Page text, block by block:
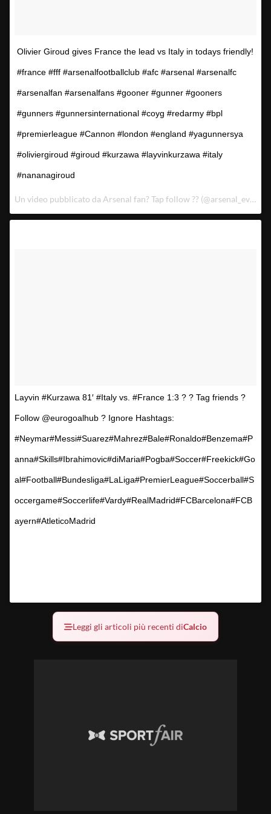
Olivier Giroud gives France the lead vs Italy in todays friendly!
#france #fff #arsenalfootballclub #afc #arsenal #arsenalfc
#arsenalfan #arsenalfans #gooner #gunner #gooners
#gunners #gunnersinternational #coyg #redarmy #bpl
#premierleague #Cannon #london #england #yagunnersya
#oliviergiroud #giroud #kurzawa #layvinkurzawa #italy
#nananagiroud
Un video pubblicato da Arsenal fan? Tap follow ?? (@arsenal_everyday) in data:
Layvin #Kurzawa 81′ #Italy vs. #France 1:3 ? ? Tag friends ?
Follow @eurogoalhub ? Ignore Hashtags:
#Neymar#Messi#Suarez#Mahrez#Bale#Ronaldo#Benzema#P
anna#Skills#Ibrahimovic#diMaria#Pogba#Soccer#Freekick#Go
al#Football#Bundesliga#LaLiga#PremierLeague#Soccerball#S
occergame#Soccerlife#Vardy#RealMadrid#FCBarcelona#FCB
ayern#AtleticoMadrid
Leggi gli articoli più recenti diCalcio